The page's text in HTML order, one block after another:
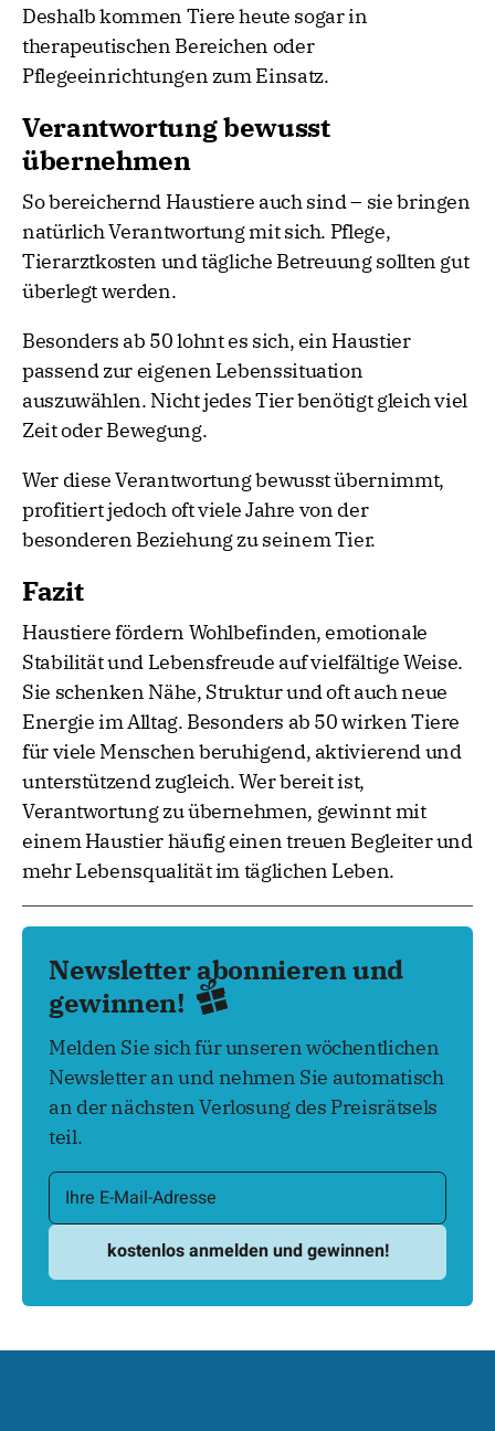
Deshalb kommen Tiere heute sogar in
therapeutischen Bereichen oder
Pflegeeinrichtungen zum Einsatz.
Verantwortung bewusst
übernehmen
So bereichernd Haustiere auch sind – sie bringen
natürlich Verantwortung mit sich. Pflege,
Tierarztkosten und tägliche Betreuung sollten gut
überlegt werden.
Besonders ab 50 lohnt es sich, ein Haustier
passend zur eigenen Lebenssituation
auszuwählen. Nicht jedes Tier benötigt gleich viel
Zeit oder Bewegung.
Wer diese Verantwortung bewusst übernimmt,
profitiert jedoch oft viele Jahre von der
besonderen Beziehung zu seinem Tier.
Fazit
Haustiere fördern Wohlbefinden, emotionale
Stabilität und Lebensfreude auf vielfältige Weise.
Sie schenken Nähe, Struktur und oft auch neue
Energie im Alltag. Besonders ab 50 wirken Tiere
für viele Menschen beruhigend, aktivierend und
unterstützend zugleich. Wer bereit ist,
Verantwortung zu übernehmen, gewinnt mit
einem Haustier häufig einen treuen Begleiter und
mehr Lebensqualität im täglichen Leben.
Newsletter abonnieren und
gewinnen!
Melden Sie sich für unseren wöchentlichen
Newsletter an und nehmen Sie automatisch
an der nächsten Verlosung des Preisrätsels
teil.